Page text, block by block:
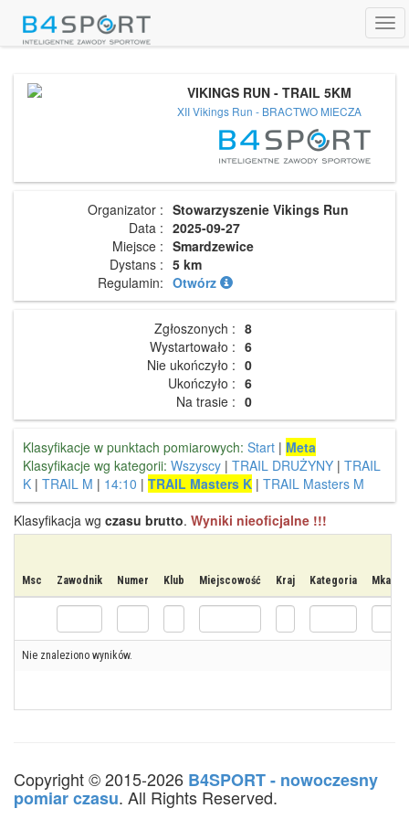
VIKINGS RUN - TRAIL 5KM
XII Vikings Run - BRACTWO MIECZA
Organizator : Stowarzyszenie Vikings Run
Data : 2025-09-27
Miejsce : Smardzewice
Dystans : 5 km
Regulamin: Otwórz
Zgłoszonych : 8
Wystartowało : 6
Nie ukończyło : 0
Ukończyło : 6
Na trasie : 0
Klasyfikacje w punktach pomiarowych: Start | Meta
Klasyfikacje wg kategorii: Wszyscy | TRAIL DRUŻYNY | TRAIL
K | TRAIL M | 14:10 | TRAIL Masters K | TRAIL Masters M
Klasyfikacja wg czasu brutto. Wyniki nieoficjalne !!!
Msc Zawodnik Numer Klub Miejscowość Kraj Kategoria Mkat
Nie znaleziono wyników.
Copyright © 2015-2026 B4SPORT - nowoczesny
pomiar czasu. All Rights Reserved.